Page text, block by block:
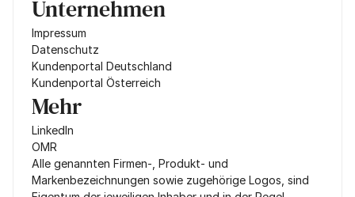
Unternehmen
Impressum
Datenschutz
Kundenportal Deutschland
Kundenportal Österreich
Mehr
LinkedIn
OMR
Alle genannten Firmen-, Produkt- und
Markenbezeichnungen sowie zugehörige Logos, sind